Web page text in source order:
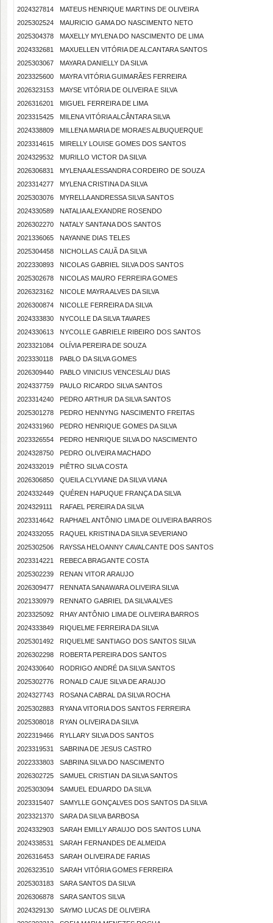
2024327814
MATEUS HENRIQUE MARTINS DE OLIVEIRA
2025302524
MAURICIO GAMA DO NASCIMENTO NETO
2025304378
MAXELLY MYLENA DO NASCIMENTO DE LIMA
2024332681
MAXUELLEN VITÓRIA DE ALCANTARA SANTOS
2025303067
MAYARA DANIELLY DA SILVA
2023325600
MAYRA VITÓRIA GUIMARÃES FERREIRA
2026323153
MAYSE VITÓRIA DE OLIVEIRA E SILVA
2026316201
MIGUEL FERREIRA DE LIMA
2023315425
MILENA VITÓRIA ALCÂNTARA SILVA
2024338809
MILLENA MARIA DE MORAES ALBUQUERQUE
2023314615
MIRELLY LOUISE GOMES DOS SANTOS
2024329532
MURILLO VICTOR DA SILVA
2026306831
MYLENA ALESSANDRA CORDEIRO DE SOUZA
2023314277
MYLENA CRISTINA DA SILVA
2025303076
MYRELLA ANDRESSA SILVA SANTOS
2024330589
NATALIA ALEXANDRE ROSENDO
2026302270
NATALY SANTANA DOS SANTOS
2021336065
NAYANNE DIAS TELES
2025304458
NICHOLLAS CAUÃ DA SILVA
2022330893
NICOLAS GABRIEL SILVA DOS SANTOS
2025302678
NICOLAS MAURO FERREIRA GOMES
2026323162
NICOLE MAYRA ALVES DA SILVA
2026300874
NICOLLE FERREIRA DA SILVA
2024333830
NYCOLLE DA SILVA TAVARES
2024330613
NYCOLLE GABRIELE RIBEIRO DOS SANTOS
2023321084
OLÍVIA PEREIRA DE SOUZA
2023330118
PABLO DA SILVA GOMES
2026309440
PABLO VINICIUS VENCESLAU DIAS
2024337759
PAULO RICARDO SILVA SANTOS
2023314240
PEDRO ARTHUR DA SILVA SANTOS
2025301278
PEDRO HENNYNG NASCIMENTO FREITAS
2024331960
PEDRO HENRIQUE GOMES DA SILVA
2023326554
PEDRO HENRIQUE SILVA DO NASCIMENTO
2024328750
PEDRO OLIVEIRA MACHADO
2024332019
PIÊTRO SILVA COSTA
2026306850
QUEILA CLYVIANE DA SILVA VIANA
2024332449
QUÉREN HAPUQUE FRANÇA DA SILVA
2024329111
RAFAEL PEREIRA DA SILVA
2023314642
RAPHAEL ANTÔNIO LIMA DE OLIVEIRA BARROS
2024332055
RAQUEL KRISTINA DA SILVA SEVERIANO
2025302506
RAYSSA HELOANNY CAVALCANTE DOS SANTOS
2023314221
REBECA BRAGANTE COSTA
2025302239
RENAN VITOR ARAUJO
2026309477
RENNATA SANAWARA OLIVEIRA SILVA
2021330979
RENNATO GABRIEL DA SILVA ALVES
2023325092
RHAY ANTÔNIO LIMA DE OLIVEIRA BARROS
2024333849
RIQUELME FERREIRA DA SILVA
2025301492
RIQUELME SANTIAGO DOS SANTOS SILVA
2026302298
ROBERTA PEREIRA DOS SANTOS
2024330640
RODRIGO ANDRÉ DA SILVA SANTOS
2025302776
RONALD CAUE SILVA DE ARAUJO
2024327743
ROSANA CABRAL DA SILVA ROCHA
2025302883
RYANA VITORIA DOS SANTOS FERREIRA
2025308018
RYAN OLIVEIRA DA SILVA
2022319466
RYLLARY SILVA DOS SANTOS
2023319531
SABRINA DE JESUS CASTRO
2022333803
SABRINA SILVA DO NASCIMENTO
2026302725
SAMUEL CRISTIAN DA SILVA SANTOS
2025303094
SAMUEL EDUARDO DA SILVA
2023315407
SAMYLLE GONÇALVES DOS SANTOS DA SILVA
2023321370
SARA DA SILVA BARBOSA
2024332903
SARAH EMILLY ARAUJO DOS SANTOS LUNA
2024338531
SARAH FERNANDES DE ALMEIDA
2026316453
SARAH OLIVEIRA DE FARIAS
2026323510
SARAH VITÓRIA GOMES FERREIRA
2025303183
SARA SANTOS DA SILVA
2026306878
SARA SANTOS SILVA
2024329130
SAYMO LUCAS DE OLIVEIRA